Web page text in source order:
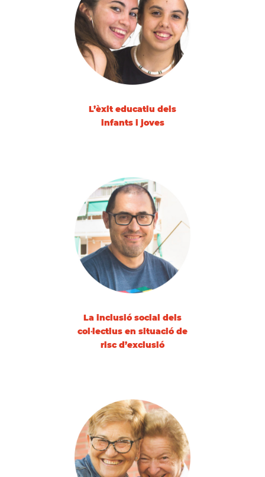
L’èxit educatiu dels
infants i joves
La inclusió social dels
col·lectius en situació de
risc d’exclusió